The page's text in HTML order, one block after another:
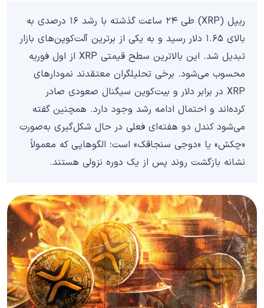
ریپل (XRP) طی ۲۴ ساعت گذشته با رشد ۱۶ درصدی به
بالای ۱.۶۵ دلار رسید و به یکی از برترین آلت‌کوین‌های بازار
تبدیل شد. این بالاترین سطح قیمتی XRP از اول فوریه
محسوب می‌شود. برخی تحلیلگران معتقدند نمودارهای
XRP در برابر دلار و بیت‌کوین سیگنال صعودی صادر
کرده‌اند و احتمال ادامه رشد وجود دارد. همچنین گفته
می‌شود کندل دو هفته‌ای فعلی در حال شکل‌گیری به‌صورت
«چکش» یا «دوجی سنجاقک» است؛ الگوهایی که معمولاً
نشانه بازگشت روند پس از یک دوره نزولی هستند.